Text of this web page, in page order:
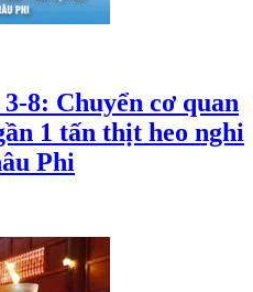
8: Chuyển cơ quan
1 tấn thịt heo nghi
Phi